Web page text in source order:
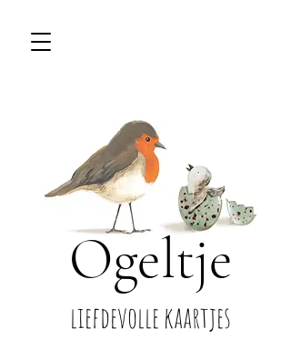
liefdevolle kaartjes
Ogeltje